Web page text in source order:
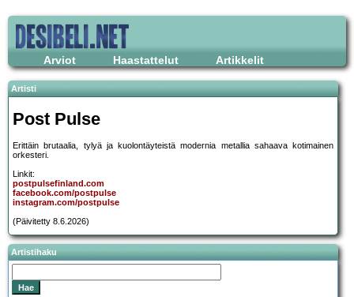
Arviot Haastattelut Artikkelit
Artisti
Post Pulse
Erittäin brutaalia, tylyä ja kuolontäyteistä modernia metallia sahaava kotimainen
orkesteri.
Linkit:
postpulsefinland.com
facebook.com/postpulse
instagram.com/postpulse
(Päivitetty 8.6.2026)
Artistihaku